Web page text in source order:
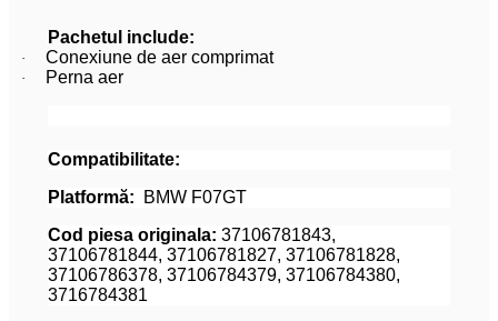
Pachetul include:
· Conexiune de aer comprimat
· Perna aer
Compatibilitate:
Platformă: BMW F07GT
Cod piesa originala: 37106781843,
37106781844, 37106781827, 37106781828,
37106786378, 37106784379, 37106784380,
3716784381